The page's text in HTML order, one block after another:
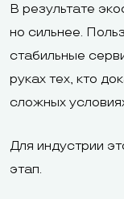
В результате
но сильнее.
стабильные
руках тех, кто
сложных
Для индустрии
этап.